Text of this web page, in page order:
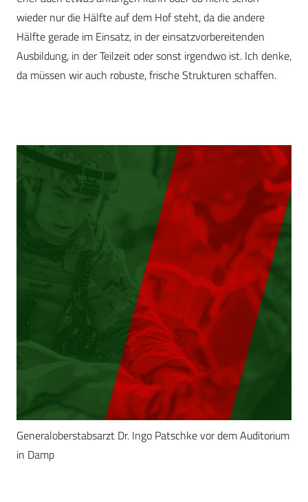
wieder nur die Hälfte auf dem Hof steht, da die andere
Hälfte gerade im Einsatz, in der einsatzvorbereitenden
Ausbildung, in der Teilzeit oder sonst irgendwo ist. Ich denke,
da müssen wir auch robuste, frische Strukturen schaffen.
Generaloberstabsarzt Dr. Ingo Patschke vor dem Auditorium
in Damp